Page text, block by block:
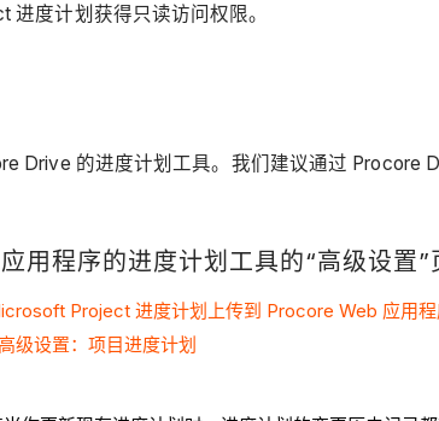
度计划获得只读访问权限。
Drive 的进度计划工具。我们建议通过 Procore
用程序的进度计划工具的“高级设置”
Project 进度计划上传到 Procore Web 应用
级设置：项目进度计划